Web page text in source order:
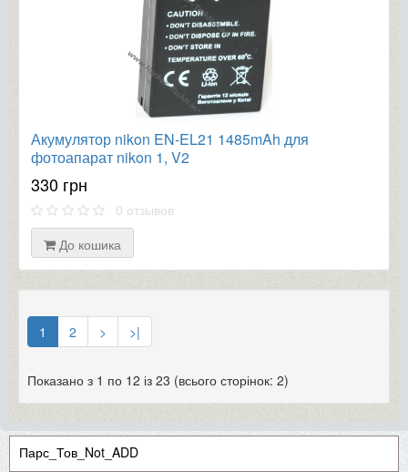
Акумулятор nikon EN-EL21 1485mAh для
фотоапарат nikon 1, V2
330 грн
0 отзывов
До кошика
1 2 > >|
Показано з 1 по 12 із 23 (всього сторінок: 2)
Парс_Тов_Not_ADD